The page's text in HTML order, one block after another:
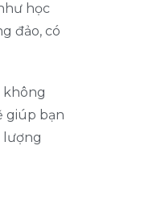
học
đảo, có
không
giúp bạn
lượng